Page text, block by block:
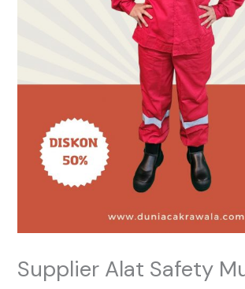
Supplier Alat Safety